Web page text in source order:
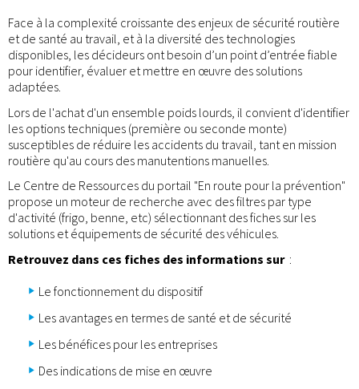
Face à la complexité croissante des enjeux de sécurité routière
et de santé au travail, et à la diversité des technologies
disponibles, les décideurs ont besoin d’un point d’entrée fiable
pour identifier, évaluer et mettre en œuvre des solutions
adaptées.
Lors de l'achat d'un ensemble poids lourds, il convient d'identifier
les options techniques (première ou seconde monte)
susceptibles de réduire les accidents du travail, tant en mission
routière qu'au cours des manutentions manuelles.
Le Centre de Ressources du portail "En route pour la prévention"
propose un moteur de recherche avec des filtres par type
d'activité (frigo, benne, etc) sélectionnant des fiches sur les
solutions et équipements de sécurité des véhicules.
Retrouvez dans ces fiches des informations sur:
Le fonctionnement du dispositif
Les avantages en termes de santé et de sécurité
Les bénéfices pour les entreprises
Des indications de mise en œuvre